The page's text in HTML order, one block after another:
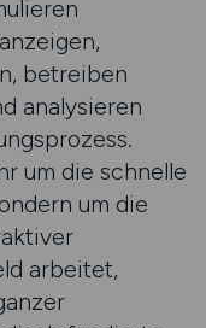
betreiben
analysieren
um die schnelle
um die
arbeitet,